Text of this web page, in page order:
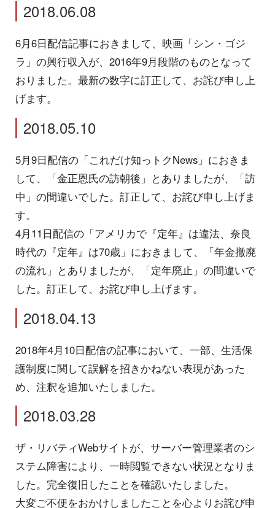
2018.06.08
6月6日配信記事におきまして、映画「シン・ゴジ
ラ」の興行収入が、2016年9月段階のものとなって
おりました。最新の数字に訂正して、お詫び申し上
げます。
2018.05.10
5月9日配信の「これだけ知っトクNews」におきま
して、「金正恩氏の訪朝後」とありましたが、「訪
中」の間違いでした。訂正して、お詫び申し上げま
す。
4月11日配信の「アメリカで『定年』は違法、奈良
時代の『定年』は70歳」におきまして、「年金撤廃
の流れ」とありましたが、「定年廃止」の間違いで
した。訂正して、お詫び申し上げます。
2018.04.13
2018年4月10日配信の記事において、一部、生活保
護制度に関して誤解を招きかねない表現があった
め、注釈を追加いたしました。
2018.03.28
ザ・リバティWebサイトが、サーバー管理業者のシ
ステム障害により、一時閲覧できない状況となりま
した。完全復旧したことを確認いたしました。
大変ご不便をおかけしましたことを心よりお詫び申